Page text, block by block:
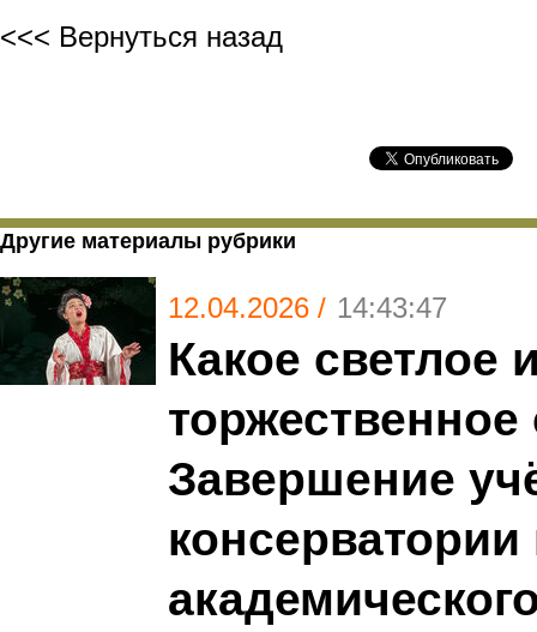
<<< Вернуться назад
Другие материалы рубрики
12.04.2026 / 14:43:47
Какое светлое
Завершение